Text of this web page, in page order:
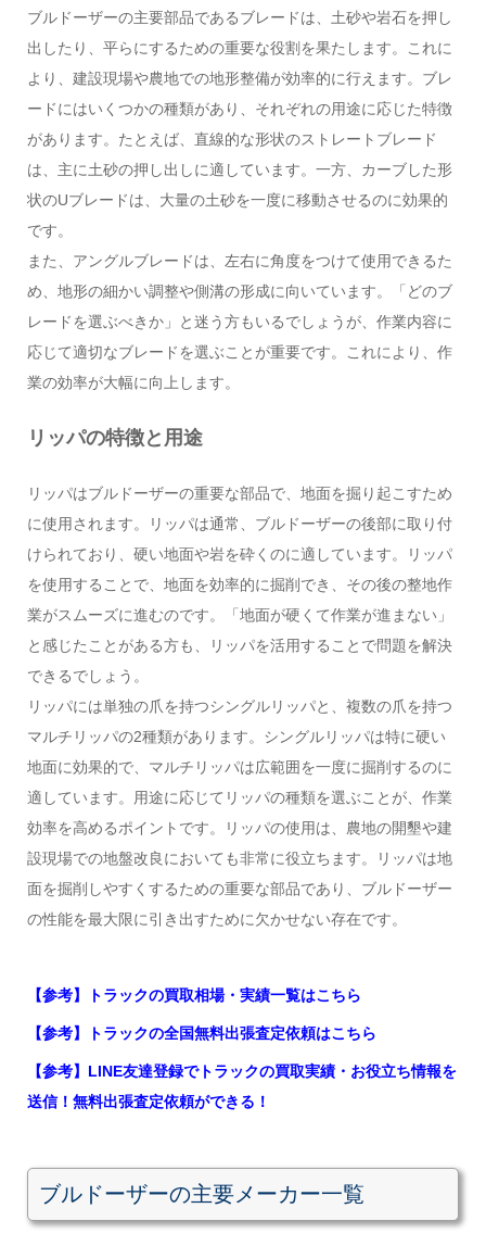
ブルドーザーの主要部品であるブレードは、土砂や岩石を押し
出したり、平らにするための重要な役割を果たします。これに
より、建設現場や農地での地形整備が効率的に行えます。ブレ
ードにはいくつかの種類があり、それぞれの用途に応じた特徴
があります。たとえば、直線的な形状のストレートブレード
は、主に土砂の押し出しに適しています。一方、カーブした形
状のUブレードは、大量の土砂を一度に移動させるのに効果的
です。
また、アングルブレードは、左右に角度をつけて使用できるた
め、地形の細かい調整や側溝の形成に向いています。「どのブ
レードを選ぶべきか」と迷う方もいるでしょうが、作業内容に
応じて適切なブレードを選ぶことが重要です。これにより、作
業の効率が大幅に向上します。
リッパの特徴と用途
リッパはブルドーザーの重要な部品で、地面を掘り起こすため
に使用されます。リッパは通常、ブルドーザーの後部に取り付
けられており、硬い地面や岩を砕くのに適しています。リッパ
を使用することで、地面を効率的に掘削でき、その後の整地作
業がスムーズに進むのです。「地面が硬くて作業が進まない」
と感じたことがある方も、リッパを活用することで問題を解決
できるでしょう。
リッパには単独の爪を持つシングルリッパと、複数の爪を持つ
マルチリッパの2種類があります。シングルリッパは特に硬い
地面に効果的で、マルチリッパは広範囲を一度に掘削するのに
適しています。用途に応じてリッパの種類を選ぶことが、作業
効率を高めるポイントです。リッパの使用は、農地の開墾や建
設現場での地盤改良においても非常に役立ちます。リッパは地
面を掘削しやすくするための重要な部品であり、ブルドーザー
の性能を最大限に引き出すために欠かせない存在です。
【参考】トラックの買取相場・実績一覧はこちら
【参考】トラックの全国無料出張査定依頼はこちら
【参考】LINE友達登録でトラックの買取実績・お役立ち情報を
送信！無料出張査定依頼ができる！
ブルドーザーの主要メーカー一覧